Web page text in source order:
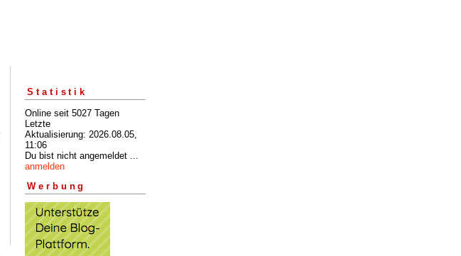
Statistik
Online seit 5027 Tagen
Letzte
Aktualisierung: 2026.08.05,
11:06
Du bist nicht angemeldet ...
anmelden
Werbung